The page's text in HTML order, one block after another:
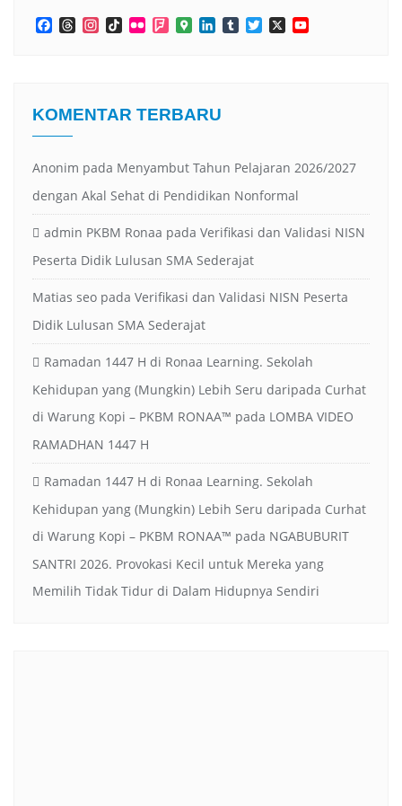
Facebook
ThreadsInstagram
TikTokFlickrFoursquare
GoogleLinkedIn
TumblrTwitter
X
KOMENTAR TERBARU
Anonim pada Menyambut Tahun Pelajaran 2026/2027
dengan Akal Sehat di Pendidikan Nonformal
admin PKBM Ronaa pada Verifikasi dan Validasi NISN
Peserta Didik Lulusan SMA Sederajat
Matias seo pada Verifikasi dan Validasi NISN Peserta
Didik Lulusan SMA Sederajat
Ramadan 1447 H di Ronaa Learning. Sekolah
Kehidupan yang (Mungkin) Lebih Seru daripada Curhat
di Warung Kopi – PKBM RONAA™ pada LOMBA VIDEO
RAMADHAN 1447 H
Ramadan 1447 H di Ronaa Learning. Sekolah
Kehidupan yang (Mungkin) Lebih Seru daripada Curhat
di Warung Kopi – PKBM RONAA™ pada NGABUBURIT
SANTRI 2026. Provokasi Kecil untuk Mereka yang
Memilih Tidak Tidur di Dalam Hidupnya Sendiri